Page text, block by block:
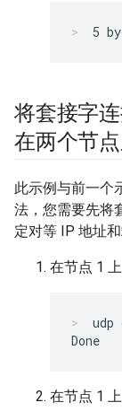
5
将套接字
在两个节
此示例与前一个
法，您需要先将
定对等 IP 地址
在节点 1
udp
在节点 1